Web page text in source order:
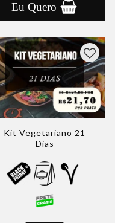
Eu Quero
Kit Vegetariano 21
Dias